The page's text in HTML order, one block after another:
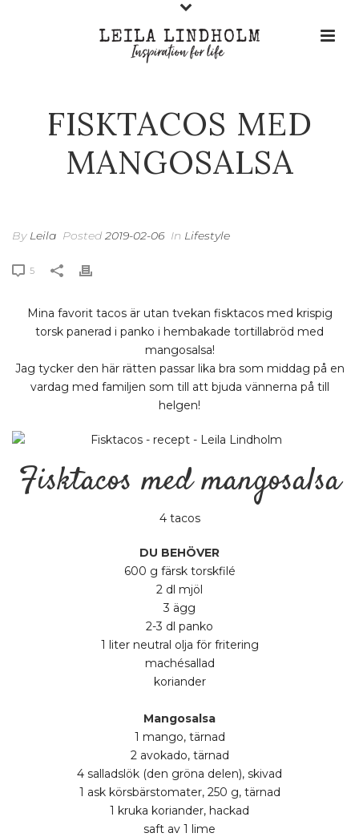
FISKTACOS MED
MANGOSALSA
By Leila Posted 2019-02-06 In Lifestyle
5
Mina favorit tacos är utan tvekan fisktacos med krispig
torsk panerad i panko i hembakade tortillabröd med
mangosalsa!
Jag tycker den här rätten passar lika bra som middag på en
vardag med familjen som till att bjuda vännerna på till
helgen!
Fisktacos med mangosalsa
4 tacos
DU BEHÖVER
600 g färsk torskfilé
2 dl mjöl
3 ägg
2-3 dl panko
1 liter neutral olja för fritering
machésallad
koriander
Mangosalsa
1 mango, tärnad
2 avokado, tärnad
4 salladslök (den gröna delen), skivad
1 ask körsbärstomater, 250 g, tärnad
1 kruka koriander, hackad
saft av 1 lime